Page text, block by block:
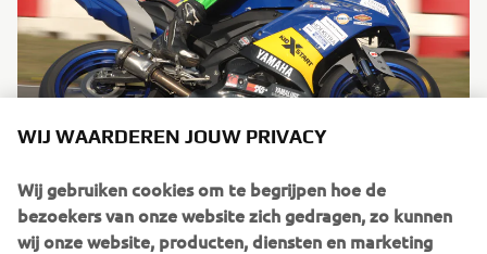
WIJ WAARDEREN JOUW PRIVACY
Wij gebruiken cookies om te begrijpen hoe de
bezoekers van onze website zich gedragen, zo kunnen
wij onze website, producten, diensten en marketing